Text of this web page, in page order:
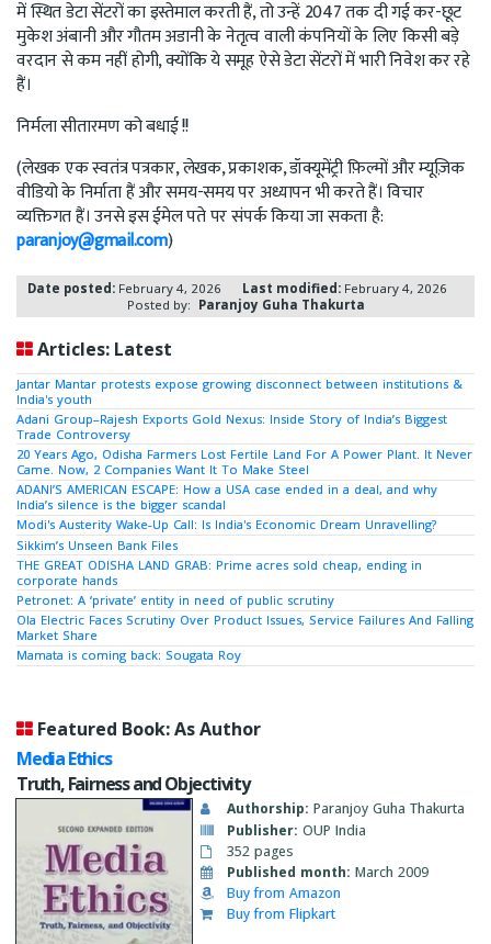
में स्थित डेटा सेंटरों का इस्तेमाल करती हैं, तो उन्हें 2047 तक दी गई कर-छूट
मुकेश अंबानी और गौतम अडानी के नेतृत्व वाली कंपनियों के लिए किसी बड़े
वरदान से कम नहीं होगी, क्योंकि ये समूह ऐसे डेटा सेंटरों में भारी निवेश कर रहे
हैं।
निर्मला सीतारमण को बधाई !!
(लेखक एक स्वतंत्र पत्रकार, लेखक, प्रकाशक, डॉक्यूमेंट्री फ़िल्मों और म्यूज़िक
वीडियो के निर्माता हैं और समय-समय पर अध्यापन भी करते हैं। विचार
व्यक्तिगत हैं। उनसे इस ईमेल पते पर संपर्क किया जा सकता है:
paranjoy@gmail.com)
Date posted:February 4, 2026 Last modified:February 4, 2026
Posted by: Paranjoy Guha Thakurta
Articles: Latest
Jantar Mantar protests expose growing disconnect between institutions &
India's youth
Adani Group–Rajesh Exports Gold Nexus: Inside Story of India’s Biggest
Trade Controversy
20 Years Ago, Odisha Farmers Lost Fertile Land For A Power Plant. It Never
Came. Now, 2 Companies Want It To Make Steel
ADANI’S AMERICAN ESCAPE: How a USA case ended in a deal, and why
India’s silence is the bigger scandal
Modi's Austerity Wake-Up Call: Is India's Economic Dream Unravelling?
Sikkim’s Unseen Bank Files
THE GREAT ODISHA LAND GRAB: Prime acres sold cheap, ending in
corporate hands
Petronet: A ‘private’ entity in need of public scrutiny
Ola Electric Faces Scrutiny Over Product Issues, Service Failures And Falling
Market Share
Mamata is coming back: Sougata Roy
Featured Book: As Author
Media Ethics
Truth, Fairness and Objectivity
Authorship: Paranjoy Guha Thakurta
Publisher: OUP India
352 pages
Published month: March 2009
Buy from Amazon
Buy from Flipkart